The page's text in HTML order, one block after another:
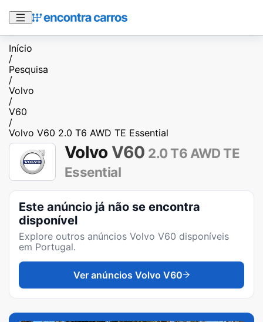
Início
/
Pesquisa
/
Volvo
/
V60
/
Volvo V60 2.0 T6 AWD TE Essential
Volvo V60 2.0 T6 AWD TE
Essential
Este anúncio já não se encontra
disponível
Explore outros anúncios Volvo V60 disponíveis
em Portugal.
Ver anúncios Volvo V60